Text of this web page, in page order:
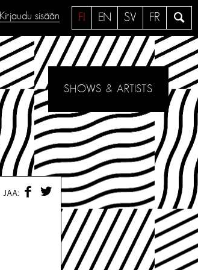
a
e
FI EN SV FR
Kirjaudu sisään
SHOWS & ARTISTS
JAA:
F
W